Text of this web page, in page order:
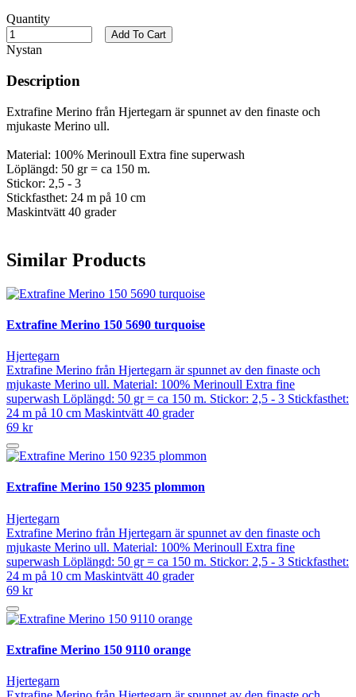
Quantity
Nystan
Add To Cart
Description
Extrafine Merino från Hjertegarn är spunnet av den finaste och
mjukaste Merino ull.
Material: 100% Merinoull Extra fine superwash
Löplängd: 50 gr = ca 150 m.
Stickor: 2,5 - 3
Stickfasthet: 24 m på 10 cm
Maskintvätt 40 grader
Similar Products
Extrafine Merino 150 5690 turquoise
Hjertegarn
Extrafine Merino från Hjertegarn är spunnet av den finaste och
mjukaste Merino ull. Material: 100% Merinoull Extra fine
superwash Löplängd: 50 gr = ca 150 m. Stickor: 2,5 - 3 Stickfasthet:
24 m på 10 cm Maskintvätt 40 grader
69 kr
Extrafine Merino 150 9235 plommon
Hjertegarn
Extrafine Merino från Hjertegarn är spunnet av den finaste och
mjukaste Merino ull. Material: 100% Merinoull Extra fine
superwash Löplängd: 50 gr = ca 150 m. Stickor: 2,5 - 3 Stickfasthet:
24 m på 10 cm Maskintvätt 40 grader
69 kr
Extrafine Merino 150 9110 orange
Hjertegarn